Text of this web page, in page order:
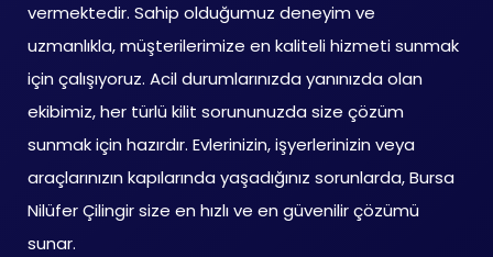
vermektedir. Sahip olduğumuz deneyim ve
uzmanlıkla, müşterilerimize en kaliteli hizmeti sunmak
için çalışıyoruz. Acil durumlarınızda yanınızda olan
ekibimiz, her türlü kilit sorununuzda size çözüm
sunmak için hazırdır. Evlerinizin, işyerlerinizin veya
araçlarınızın kapılarında yaşadığınız sorunlarda, Bursa
Nilüfer Çilingir size en hızlı ve en güvenilir çözümü
sunar.